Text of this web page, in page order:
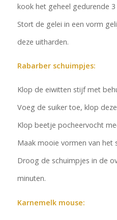
kook het geheel gedurende 3
Stort de gelei in een vorm
deze uitharden.
Rabarber schuimpjes:
Klop de eiwitten stijf met
Voeg de suiker toe, klop
Klop beetje pocheervocht
Maak mooie vormen van het
Droog de schuimpjes in de
minuten.
Karnemelk mouse: